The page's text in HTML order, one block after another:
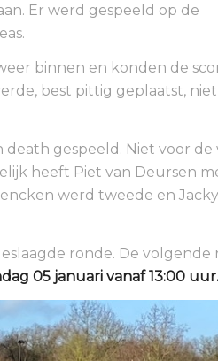
Er werd gespeeld op de
binnen en konden de
best pittig geplaatst, niet
gespeeld. Niet voor de
heeft Piet van Deursen
werd tweede en
ronde. De volgende
05 januari vanaf 13:00 uur.